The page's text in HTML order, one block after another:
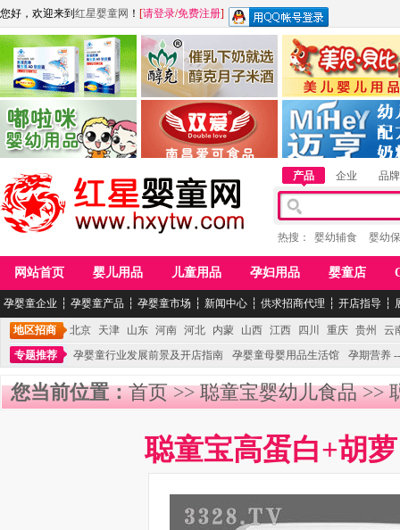
您好，欢迎来到 红星婴童网 ！ [请登录/免费注册]
江西麦嘟嘟食品有限公司
青岛嘟啦咪婴幼儿用品公司
江西醇之客月子米酒 惠州市美儿婴儿用品
湖南迈亨母婴用品有限
产品 企业 品牌
热搜： 婴幼辅食 婴幼
网站首页 婴儿用品 儿童用品 孕妇用品 婴童店
孕婴童企业 ┆ 孕婴童产品 ┆ 孕婴童市场 ┆ 新闻中心 ┆ 供求招商代理 ┆ 开店指导 ┆
地区招商 北京 天津 山东 河南 河北 内蒙 山西 江西 四川 重庆 贵州
云
专题推荐
孕婴童行业发展前景及开店指南 孕婴童母婴用品生活馆 孕期营养
您当前位置：首页>>聪童宝婴幼儿食品>>
聪童宝高蛋白+胡